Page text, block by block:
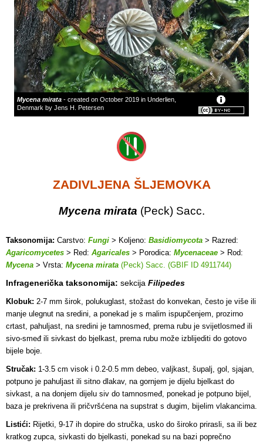
Mycena mirata - created on October 2019 in Underlien,
Denmark by Jens H. Petersen
ZADIVLJENAŠLJEMOVKA
Mycena mirata (Peck) Sacc.
Taksonomija: Carstvo: Fungi > Koljeno: Basidiomycota > Razred:
Agaricomycetes > Red: Agaricales > Porodica: Mycenaceae > Rod:
Mycena > Vrsta: Mycena mirata (Peck) Sacc. (GBIF ID 4911744)
Infragenerička taksonomija: sekcija Filipedes
Klobuk: 2-7 mm širok, polukuglast, stožast do konvekan, često je više ili
manje ulegnut na sredini, a ponekad je s malim ispupčenjem, prozirno
crtast, pahuljast, na sredini je tamnosmeđ, prema rubu je svijetlosmeđ ili
sivo-smeđ ili sivkast do bjelkast, prema rubu može izblijediti do gotovo
bijele boje.
Stručak: 1-3.5 cm visok i 0.2-0.5 mm debeo, valjkast, šupalj, gol, sjajan,
potpuno je pahuljast ili sitno dlakav, na gornjem je dijelu bjelkast do
sivkast, a na donjem dijelu siv do tamnosmeđ, ponekad je potpuno bijel,
baza je prekrivena ili pričvršćena na supstrat s dugim, bijelim vlakancima.
Listići: Rijetki, 9-17 ih dopire do stručka, usko do široko prirasli, sa ili bez
kratkog zupca, sivkasti do bjelkasti, ponekad su na bazi poprečno